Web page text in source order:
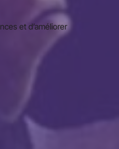
et d’améliorer